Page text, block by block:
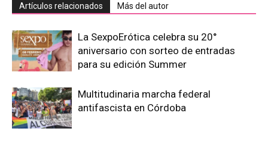
Artículos relacionados Más del autor
La SexpoErótica celebra su 20°
aniversario con sorteo de entradas
para su edición Summer
Multitudinaria marcha federal
antifascista en Córdoba